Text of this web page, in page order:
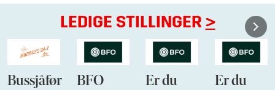
LEDIGE STILLINGER >
Bussjåfør
BFO
Er du
Er du